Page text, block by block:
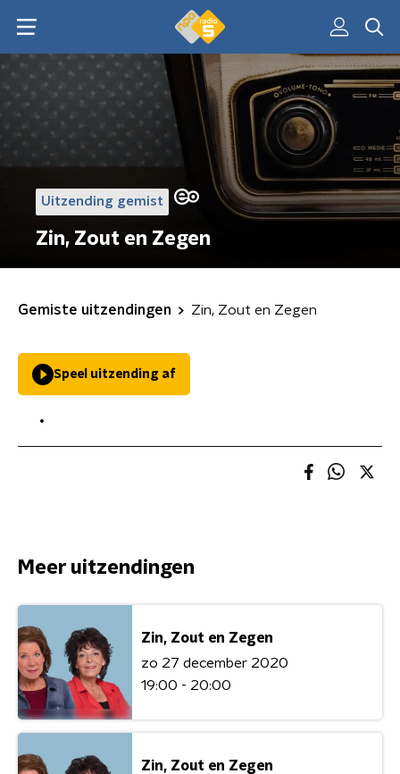
Uitzending gemist
Zin, Zout en Zegen
Gemiste uitzendingen Zin, Zout en Zegen
Speel uitzending af
Meer uitzendingen
Zin, Zout en Zegen
zo 27 december 2020
19:00 - 20:00
Zin, Zout en Zegen